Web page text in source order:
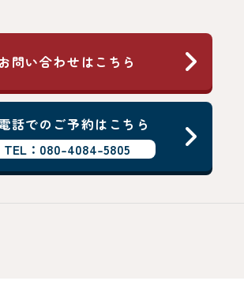
お問い合わせはこちら
話でのご予約はこちら
TEL：080-4084-5805